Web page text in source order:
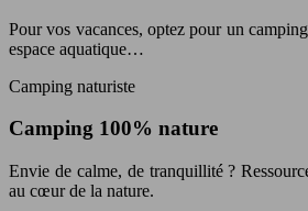
Pour vos vacances, optez pour un
espace aquatique…
Camping naturiste
Camping 100% nature
Envie de calme, de tranquillité ?
au cœur de la nature.